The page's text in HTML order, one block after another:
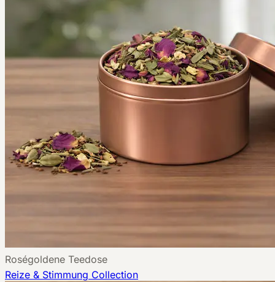
Roségoldene Teedose
Reize & Stimmung Collection